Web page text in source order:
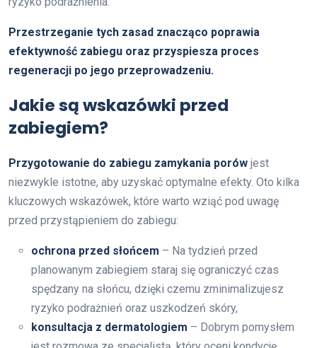
Przestrzeganie tych zasad znacząco poprawia
efektywność zabiegu oraz przyspiesza proces
regeneracji po jego przeprowadzeniu.
Jakie są wskazówki przed
zabiegiem?
Przygotowanie do zabiegu zamykania porów jest
niezwykle istotne, aby uzyskać optymalne efekty. Oto kilka
kluczowych wskazówek, które warto wziąć pod uwagę
przed przystąpieniem do zabiegu:
ochrona przed słońcem – Na tydzień przed
planowanym zabiegiem staraj się ograniczyć czas
spędzany na słońcu, dzięki czemu zminimalizujesz
ryzyko podrażnień oraz uszkodzeń skóry,
konsultacja z dermatologiem – Dobrym pomysłem